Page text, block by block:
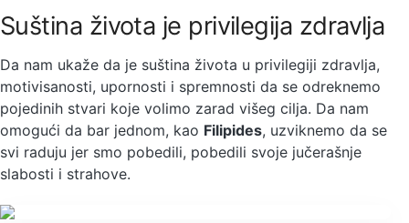
Suština života je privilegija zdravlja
Da nam ukaže da je suština života u privilegiji zdravlja,
motivisanosti, upornosti i spremnosti da se odreknemo
pojedinih stvari koje volimo zarad višeg cilja. Da nam
omogući da bar jednom, kao Filipides, uzviknemo da se
svi raduju jer smo pobedili, pobedili svoje jučerašnje
slabosti i strahove.